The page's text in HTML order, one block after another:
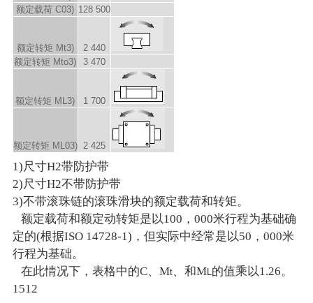
额定载荷 C03) 128 500
额定转矩 Mt3)
2 440
额定转矩 Mto3) 3 470
额定转矩 M L3) 1 700
额定转矩 M L03) 2 425
1)尺寸H2带防护带
2)尺寸H2不带防护带
3)不带滚珠链的滚珠滑块的额定载荷和转矩。
额定载荷和额定动转矩是以100，000米行程为基础确
定的(根据ISO 14728-1)，但实际中经常是以50，000米
行程为基础。
在此情况下，表格中的C、Mt、和ML的值乘以1.26。
1512